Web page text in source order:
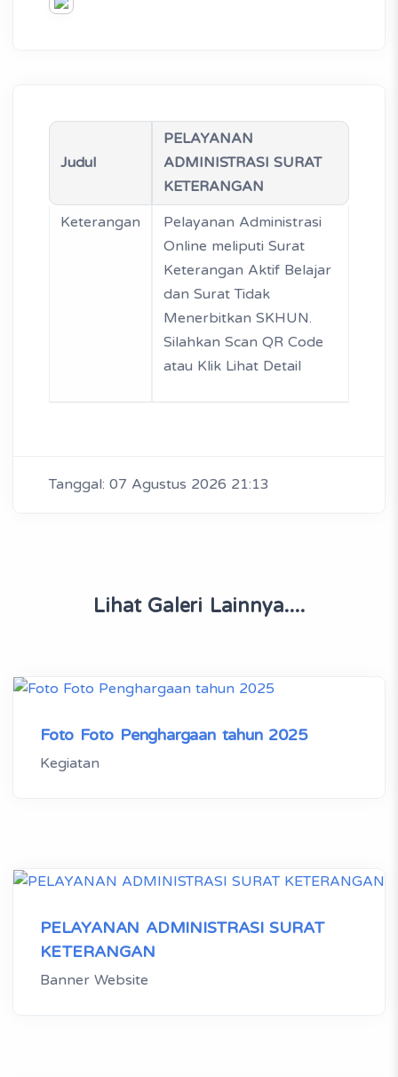
Judul
PELAYANAN
ADMINISTRASI SURAT
KETERANGAN
Keterangan
Pelayanan Administrasi
Online meliputi Surat
Keterangan Aktif Belajar
dan Surat Tidak
Menerbitkan SKHUN.
Silahkan Scan QR Code
atau Klik Lihat Detail
Tanggal: 07 Agustus 2026 21:13
Lihat Galeri Lainnya....
Foto Foto Penghargaan tahun 2025
Kegiatan
PELAYANAN ADMINISTRASI SURAT
KETERANGAN
Banner Website